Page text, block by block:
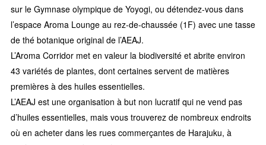
sur le Gymnase olympique de Yoyogi, ou détendez-vous dans
l’espace Aroma Lounge au rez-de-chaussée (1F) avec une tasse
de thé botanique original de l’AEAJ.
L’Aroma Corridor met en valeur la biodiversité et abrite environ
43 variétés de plantes, dont certaines servent de matières
premières à des huiles essentielles.
L’AEAJ est une organisation à but non lucratif qui ne vend pas
d’huiles essentielles, mais vous trouverez de nombreux endroits
où en acheter dans les rues commerçantes de Harajuku, à